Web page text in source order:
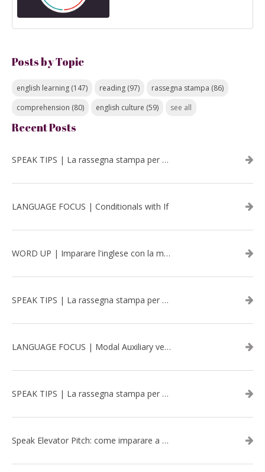
Posts by Topic
english learning (147) reading (97) rassegna stampa (86)
comprehension (80) english culture (59) see all
Recent Posts
SPEAK TIPS | La rassegna stampa per migliorare l’inglese - luglio 2026
LANGUAGE FOCUS | Conditionals with If
WORD UP | Imparare l'inglese con la musica: David Bowie
SPEAK TIPS | La rassegna stampa per migliorare l’inglese - aprile 2026
LANGUAGE FOCUS | Modal Auxiliary verbs in the past
SPEAK TIPS | La rassegna stampa per migliorare l’inglese - marzo 2026
Speak Elevator Pitch: come imparare a gestire una presentazione in inglese